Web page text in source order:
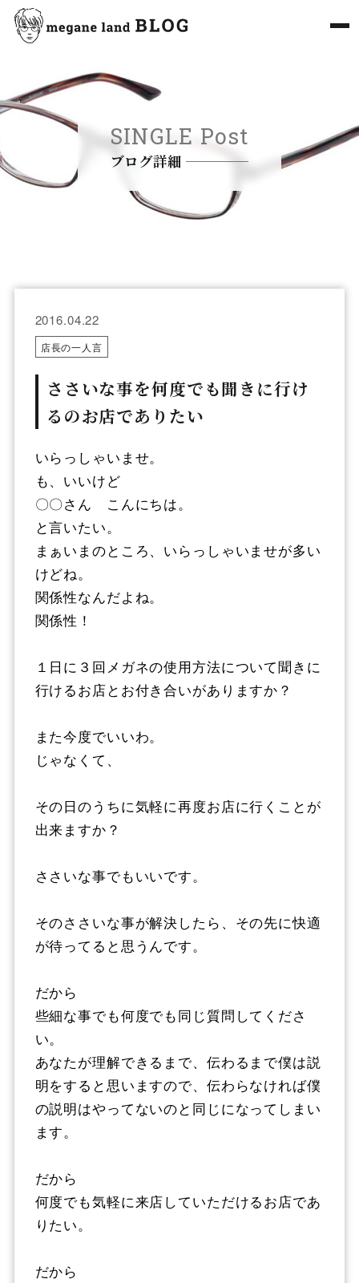
SINGLE Post
ブログ詳細
2016.04.22
店長の一人言
ささいな事を何度でも聞きに行け
るのお店でありたい
いらっしゃいませ。
も、いいけど
〇〇さん こんにちは。
と言いたい。
まぁいまのところ、いらっしゃいませが多い
けどね。
関係性なんだよね。
関係性！
１日に３回メガネの使用方法について聞きに
行けるお店とお付き合いがありますか？
また今度でいいわ。
じゃなくて、
その日のうちに気軽に再度お店に行くことが
出来ますか？
ささいな事でもいいです。
そのささいな事が解決したら、その先に快適
が待ってると思うんです。
だから
些細な事でも何度でも同じ質問してくださ
い。
あなたが理解できるまで、伝わるまで僕は説
明をすると思いますので、伝わらなければ僕
の説明はやってないのと同じになってしまい
ます。
だから
何度でも気軽に来店していただけるお店であ
りたい。
だから